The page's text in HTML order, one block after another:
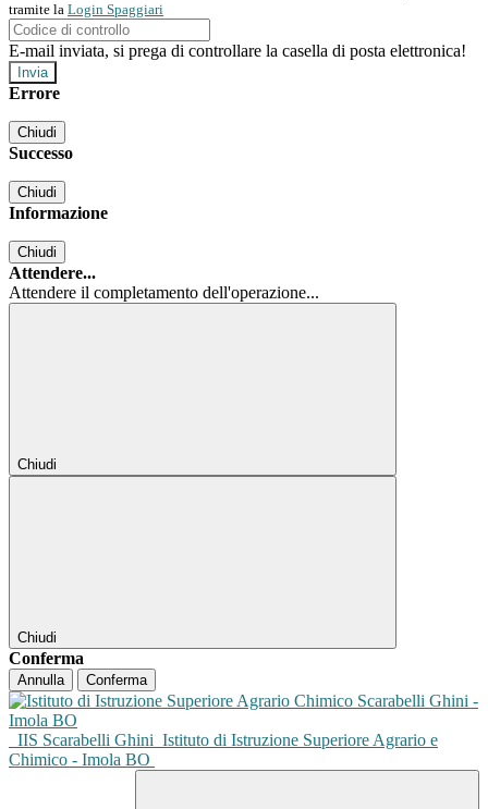
tramite la Login Spaggiari
E-mail inviata, si prega di controllare la casella di posta elettronica!
Errore
Chiudi
Successo
Chiudi
Informazione
Chiudi
Attendere...
Attendere il completamento dell'operazione...
Chiudi
Chiudi
Conferma
Annulla Conferma
IIS Scarabelli Ghini Istituto di Istruzione Superiore Agrario e
Chimico - Imola BO